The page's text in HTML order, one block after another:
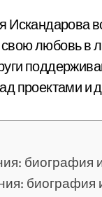
Искандарова
любовь в
проектами и
биография
биография